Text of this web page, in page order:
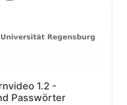
1.2 -
Passwörter